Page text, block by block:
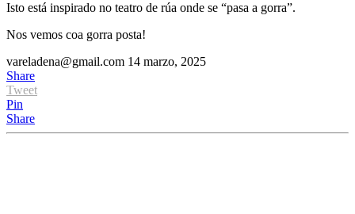
Isto está inspirado no teatro de rúa onde se “pasa a gorra”.
Nos vemos coa gorra posta!
vareladena@gmail.com 14 marzo, 2025
Share
Tweet
Pin
Share